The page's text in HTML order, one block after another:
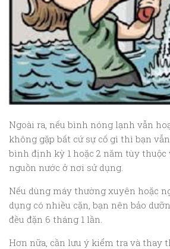
Ngoài ra, nếu bình nóng lạnh vẫn
không gặp bất cứ sự cố gì thì bạn
bình định kỳ 1 hoặc 2 năm tùy thuộc
nguồn nước ở nơi sử dụng.
Nếu dùng máy thường xuyên hoặc
dụng có nhiều cặn, bạn nên bảo
đều đặn 6 tháng 1 lần.
Hơn nữa, cần lưu ý kiểm tra và thay